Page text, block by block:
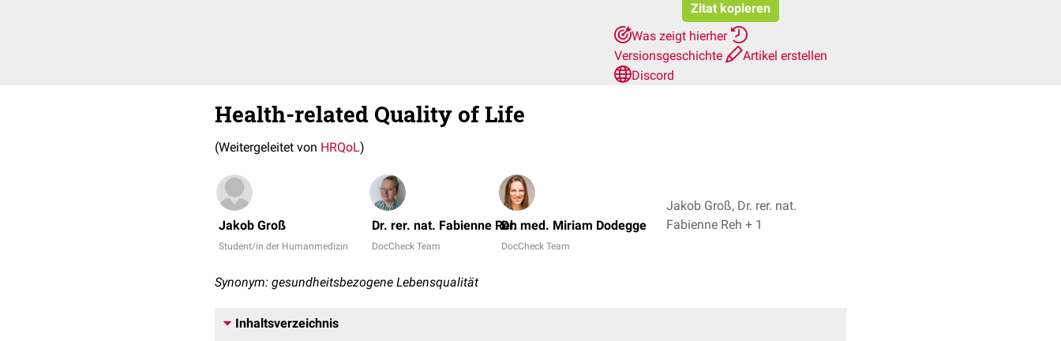
Zitat kopieren
Was zeigt hierher
Versionsgeschichte
Artikel erstellen
Discord
Health-related Quality of Life
(Weitergeleitet von HRQoL)
Jakob Groß
Student/in der Humanmedizin
Dr. rer. nat. Fabienne Reh
DocCheck Team
Dr. med. Miriam Dodegge
DocCheck Team
Jakob Groß, Dr. rer. nat.
Fabienne Reh + 1
Synonym: gesundheitsbezogene Lebensqualität
Inhaltsverzeichnis